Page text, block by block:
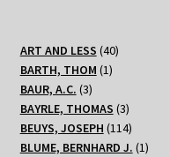
ART AND LESS 4040
BARTH, THOM 11
BAUR, A.C. 33
Produkte
BAYRLE, THOMAS 33
Produkte
BEUYS, JOSEPH 114114
Produkte
BLUME, BERNHARD J. 11